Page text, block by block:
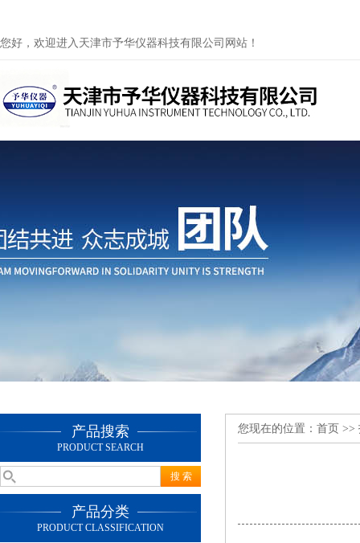
您好，欢迎进入天津市予华仪器科技有限公司网站！
产品搜索
PRODUCT SEARCH
产品分类
PRODUCT CLASSIFICATION
您现在的位置： 首页 >>